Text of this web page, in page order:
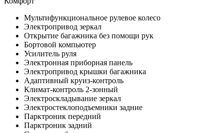
Мультифункциональное рулевое колесо
Электропривод зеркал
Открытие багажника без помощи рук
Бортовой компьютер
Усилитель руля
Электронная приборная панель
Электропривод крышки багажника
Адаптивный круиз-контроль
Климат-контроль 2-зонный
Электроскладывание зеркал
Электростеклоподъемники задние
Парктроник передний
Парктроник задний